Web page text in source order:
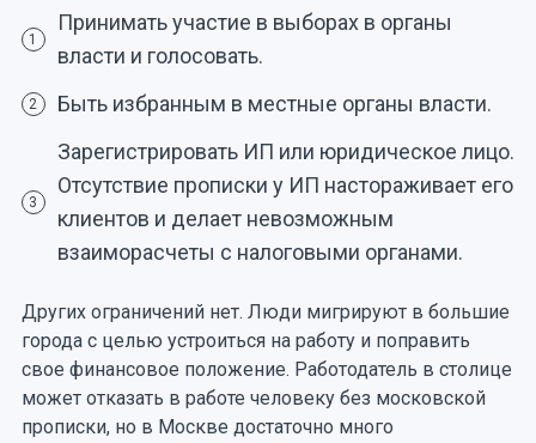
1
Принимать участие в выборах в органы
власти и голосовать.
2 Быть избранным в местные органы власти.
3
Зарегистрировать ИП или юридическое лицо.
Отсутствие прописки у ИП настораживает его
клиентов и делает невозможным
взаиморасчеты с налоговыми органами.
Других ограничений нет. Люди мигрируют в большие
города с целью устроиться на работу и поправить
свое финансовое положение. Работодатель в столице
может отказать в работе человеку без московской
прописки, но в Москве достаточно много